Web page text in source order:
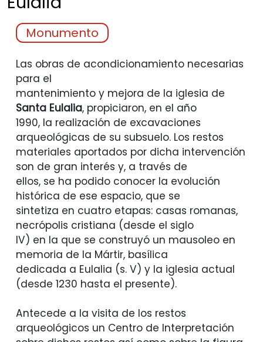
Monumento
Las obras de acondicionamiento necesarias
para el
mantenimiento y mejora de la iglesia de
Santa Eulalia, propiciaron, en el año
1990, la realización de excavaciones
arqueológicas de su subsuelo. Los restos
materiales aportados por dicha intervención
son de gran interés y, a través de
ellos, se ha podido conocer la evolución
histórica de ese espacio, que se
sintetiza en cuatro etapas: casas romanas,
necrópolis cristiana (desde el siglo
IV) en la que se construyó un mausoleo en
memoria de la Mártir, basílica
dedicada a Eulalia (s. V) y la iglesia actual
(desde 1230 hasta el presente).
Antecede a la visita de los restos
arqueológicos un Centro de Interpretación